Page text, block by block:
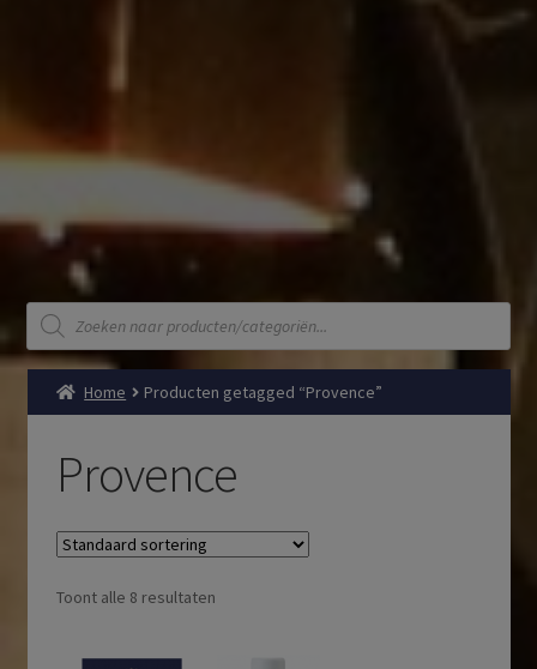
Producten
zoeken
Home Producten getagged “Provence”
Provence
Toont alle 8 resultaten